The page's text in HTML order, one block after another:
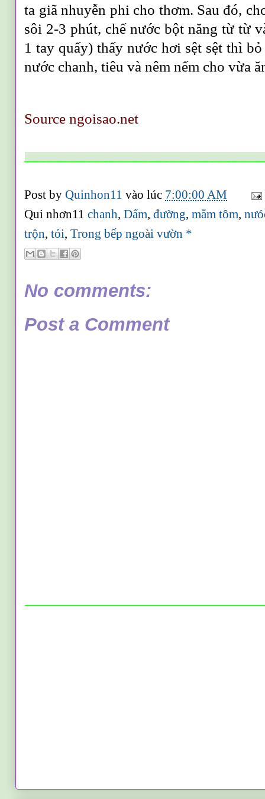
ta giã nhuyễn phi cho thơm. Sau đó,
sôi 2-3 phút, chế nước bột năng từ từ
1 tay quấy) thấy nước hơi sệt sệt thì
nước chanh, tiêu và nêm nếm cho vừa
Source ngoisao.net
Post byQuinhon11vào lúc 7:00:00 AM
Qui nhơn11chanh,Dấm,đường,mắm tôm,
trộn,tỏi,Trong bếp ngoài vườn *
No comments:
Post a Comment